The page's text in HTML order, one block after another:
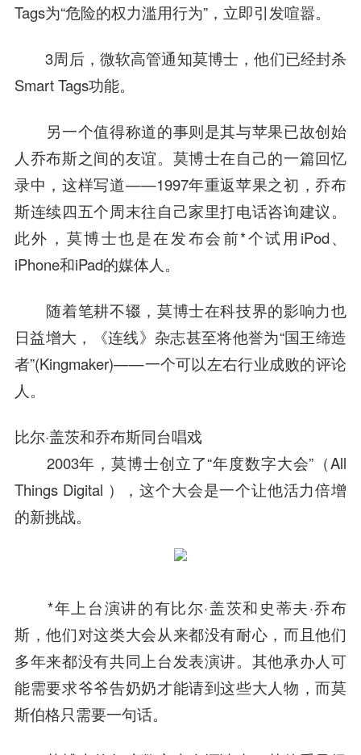
Tags为“危险的权力滥用行为”，立即引发喧嚣。
3周后， 微软高管通知莫博士，他们已经封杀
Smart Tags功能。
另一个值得称道的事则是其与苹果已故创始
人乔布斯之间的友谊。莫博士在自己的一篇回忆
录中，这样写道——1997年重返苹果之初，乔布
斯连续四五个周末往自己家里打电话咨询建议。
此外，莫博士也是在发布会前*个试用iPod、
iPhone和iPad的媒体人。
随着笔耕不辍，莫博士在科技界的影响力也
日益增大，《连线》杂志甚至将他誉为“国王缔造
者”(Kingmaker)——一个可以左右行业成败的评论
人。
比尔·盖茨和乔布斯同台唱戏
2003年，莫博士创立了“年度数字大会”（All
Things Digital ），这个大会是一个让他活力倍增
的新挑战。
*年上台演讲的有比尔·盖茨和史蒂夫·乔布
斯，他们对这类大会从来都没有耐心，而且他们
多年来都没有共同上台发表演讲。其他承办人可
能需要求爷爷告奶奶才能请到这些大人物，而莫
斯伯格只需要一句话。